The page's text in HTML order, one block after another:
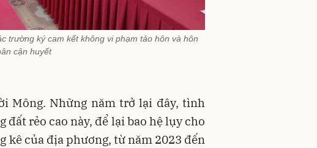
trường ký cam kết không vi phạm tảo hôn và hôn
cận huyết
Mông. Những năm trở lại đây, tình
đất rẻo cao này, để lại bao hệ lụy cho
kê của địa phương, từ năm 2023 đến